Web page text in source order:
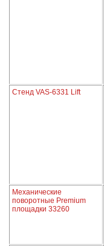
Стенд VAS-6331 Lift
Механические
поворотные Premium
площадки 33260